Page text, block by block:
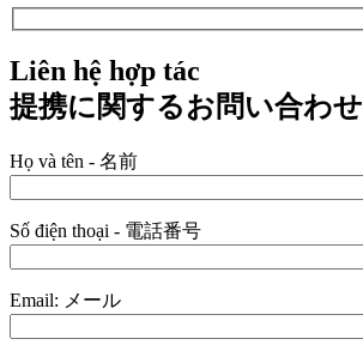
Liên hệ hợp tác
提携に関するお問い合わせ
Họ và tên - 名前
Số điện thoại - 電話番号
Email: メール